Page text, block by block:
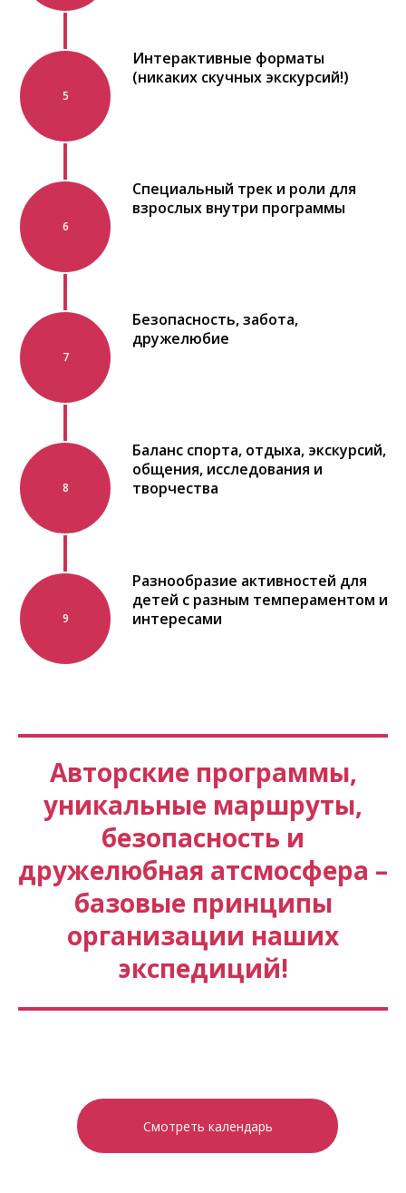
5
Интерактивные форматы
(никаких скучных экскурсий!)
6
Специальный трек и роли для
взрослых внутри программы
7
Безопасность, забота,
дружелюбие
8
Баланс спорта, отдыха, экскурсий,
общения, исследования и
творчества
9
Разнообразие активностей для
детей с разным темпераментом и
интересами
Авторские программы,
уникальные маршруты,
безопасность и
дружелюбная атсмосфера –
базовые принципы
организации наших
экспедиций!
Смотреть календарь